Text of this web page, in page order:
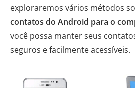
exploraremos vários métodos
contatos do Android para o
você possa manter seus
seguros e facilmente acessíveis.